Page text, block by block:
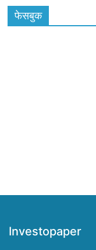
फेसबुक
Investopaper